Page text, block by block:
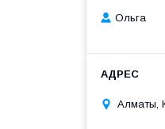
Ольга
Алматы,